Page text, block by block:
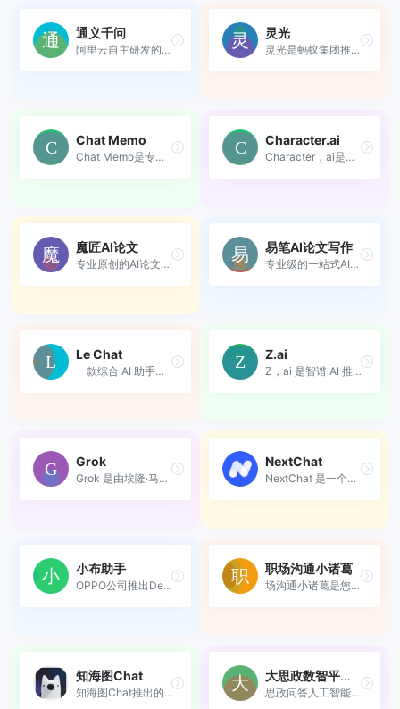
通义千问
阿里云自主研发的大语言模型
灵光
灵光是蚂蚁集团推出的全模态...
Chat Memo
Chat Memo是专业的AI对话管理...
Character.ai
Character，ai是一个以生成式...
魔匠AI论文
专业原创的AI论文写作工具，一站式解决论文选题、写作、文献综述、答辩PPT全流程，支持毕业论文、课程论文等多种类型，轻松助力高质量论文写作。
易笔AI论文写作
专业级的一站式AI论文写作助手，专为学术研究量身打造。它不仅提供原创性内容生成，更全面覆盖论文选题、论文初稿、文献综述整理到答辩PPT制作的全流程服务。
Le Chat
一款综合 AI 助手，旨在提升...
Z.ai
Z，ai 是智谱 AI 推出的全新...
Grok
Grok 是由埃隆·马斯克（Elon ...
NextChat
NextChat 是一个开源的 AI 聊...
小布助手
OPPO公司推出DeepSeek满血AI
职场沟通小诸葛
场沟通小诸葛是您的AI沟通助...
知海图Chat
知海图Chat推出的大语言模型...
大思政数智平台“思政通”
思政问答人工智能助手，大学...